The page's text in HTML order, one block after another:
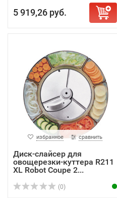
5 919,26 руб.
избранное сравнить
Диск-слайсер для
овощерезки-куттера R211
XL Robot Coupe 2...
(0)